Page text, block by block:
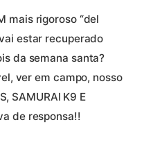
mais rigoroso “del
estar recuperado
da semana santa?
ver em campo, nosso
SAMURAI K9 E
de responsa!!